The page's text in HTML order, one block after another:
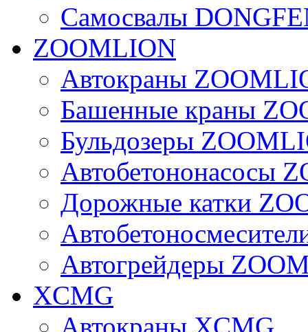
Самосвалы
ZOOMLION
Автокраны
Башенные краны
Бульдозеры
Автобетононасосы
Дорожные катки
Автогрейдеры
XCMG
Автокраны XCMG